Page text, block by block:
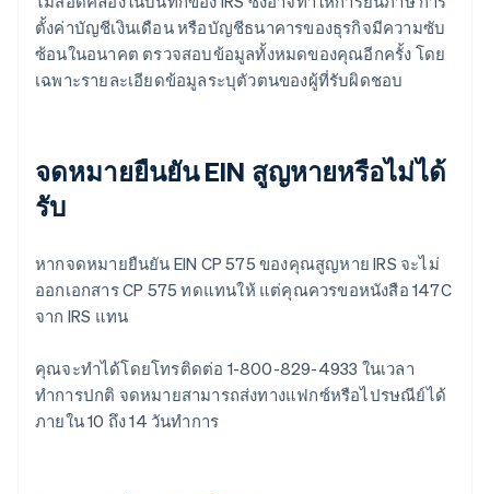
ตั้งค่าบัญชีเงินเดือน หรือบัญชีธนาคารของธุรกิจมีความซับ
ซ้อนในอนาคต ตรวจสอบข้อมูลทั้งหมดของคุณอีกครั้ง โดย
เฉพาะรายละเอียดข้อมูลระบุตัวตนของผู้ที่รับผิดชอบ
จดหมายยืนยัน EIN สูญหายหรือไม่ได้
รับ
หากจดหมายยืนยัน EIN CP 575 ของคุณสูญหาย IRS จะไม่
ออกเอกสาร CP 575 ทดแทนให้ แต่คุณควรขอหนังสือ 147C
จาก IRS แทน
คุณจะทำได้โดยโทรติดต่อ 1-800-829-4933 ในเวลา
ทำการปกติ จดหมายสามารถส่งทางแฟกซ์หรือไปรษณีย์ได้
ภายใน 10 ถึง 14 วันทำการ